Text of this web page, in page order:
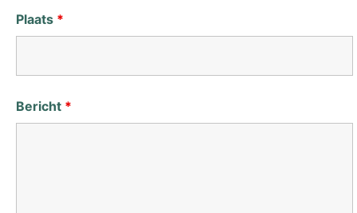
Plaats *
Bericht *